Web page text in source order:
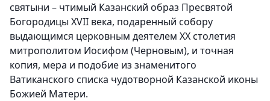
святыни – чтимый Казанский образ Пресвятой
Богородицы XVII века, подаренный собору
выдающимся церковным деятелем ХХ столетия
митрополитом Иосифом (Черновым), и точная
копия, мера и подобие из знаменитого
Ватиканского списка чудотворной Казанской иконы
Божией Матери.